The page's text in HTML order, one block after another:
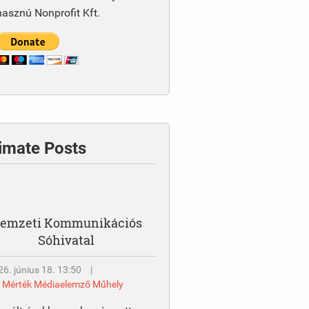
Nonprofit Kft.
Posts
Kommunikációs
Sóhivatal
június 18. 13:50
Mérték Médiaelemző Műhely